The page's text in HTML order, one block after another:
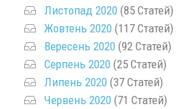
Листопад 2020 (85 Статей)
Жовтень 2020 (117 Статей)
Вересень 2020 (92 Статей)
Серпень 2020 (25 Статей)
Липень 2020 (37 Статей)
Червень 2020 (71 Статей)